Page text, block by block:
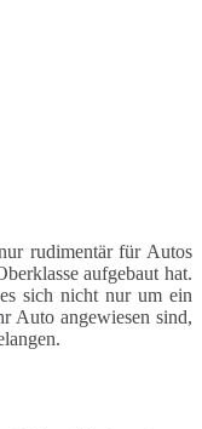
rudimentär für Autos
aufgebaut hat.
sich nicht nur um ein
Auto angewiesen sind,